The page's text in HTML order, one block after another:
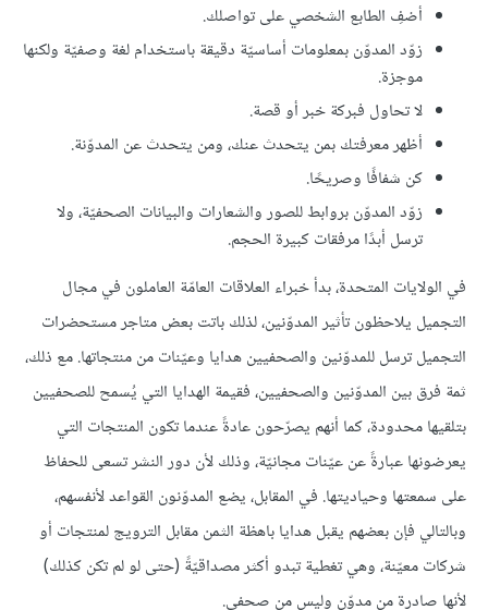
أضفِ الطابع الشخصي على تواصلك.
زوّد المدوّن بمعلومات أساسيّة دقيقة باستخدام لغة وصفيّة ولكنها
موجزة.
لا تحاول فبركة خبر أو قصة.
أظهر معرفتك بمن يتحدث عنك، ومن يتحدث عن المدوّنة.
كن شفافًا وصريحًا.
زوّد المدوّن بروابط للصور والشعارات والبيانات الصحفيّة، ولا
ترسل أبدًا مرفقات كبيرة الحجم.
في الولايات المتحدة، بدأ خبراء العلاقات العامّة العاملون في مجال
التجميل يلاحظون تأثير المدوّنين، لذلك باتت بعض متاجر مستحضرات
التجميل ترسل للمدوّنين والصحفيين هدايا وعيّنات من منتجاتها. مع ذلك،
ثمة فرق بين المدوّنين والصحفيين، فقيمة الهدايا التي يُسمح للصحفيين
بتلقيها محدودة، كما أنهم يصرّحون عادةً عندما تكون المنتجات التي
يعرضونها عبارةً عن عيّنات مجانيّة، وذلك لأن دور النشر تسعى للحفاظ
على سمعتها وحياديتها. في المقابل، يضع المدوّنون القواعد لأنفسهم،
وبالتالي فإن بعضهم يقبل هدايا باهظة الثمن مقابل الترويج لمنتجات أو
شركات معيّنة، وهي تغطية تبدو أكثر مصداقيّةً (حتى لو لم تكن كذلك)
لأنها صادرة من مدوّن وليس من صحفي.